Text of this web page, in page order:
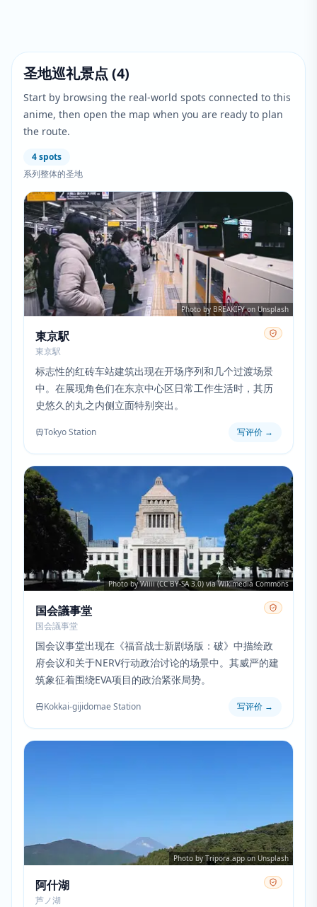
圣地巡礼景点 (4)
Start by browsing the real-world spots connected to this
anime, then open the map when you are ready to plan
the route.
4spots
系列整体的圣地
Photo by BREAKIFY on Unsplash
東京駅
東京駅
标志性的红砖车站建筑出现在开场序列和几个过渡场景
中。在展现角色们在东京中心区日常工作生活时，其历
史悠久的丸之内侧立面特别突出。
Tokyo Station 写评价 →
Photo by Wiiii (CC BY-SA 3.0) via Wikimedia Commons
国会議事堂
国会議事堂
国会议事堂出现在《福音战士新剧场版：破》中描绘政
府会议和关于NERV行动政治讨论的场景中。其威严的建
筑象征着围绕EVA项目的政治紧张局势。
Kokkai-gijidomae Station 写评价 →
Photo by Tripora.app on Unsplash
阿什湖
芦ノ湖